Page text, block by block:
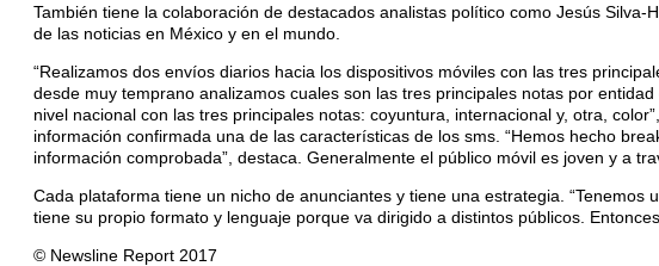
También tiene la colaboración de destacados analistas político como Jesús
de las noticias en México y en el mundo.
“Realizamos dos envíos diarios hacia los dispositivos móviles con las tres
desde muy temprano analizamos cuales son las tres principales notas por
nivel nacional con las tres principales notas: coyuntura, internacional y, otra,
información confirmada una de las características de los sms. “Hemos hecho
información comprobada”, destaca. Generalmente el público móvil es joven y a
Cada plataforma tiene un nicho de anunciantes y tiene una estrategia.
tiene su propio formato y lenguaje porque va dirigido a distintos públicos.
© Newsline Report 2017